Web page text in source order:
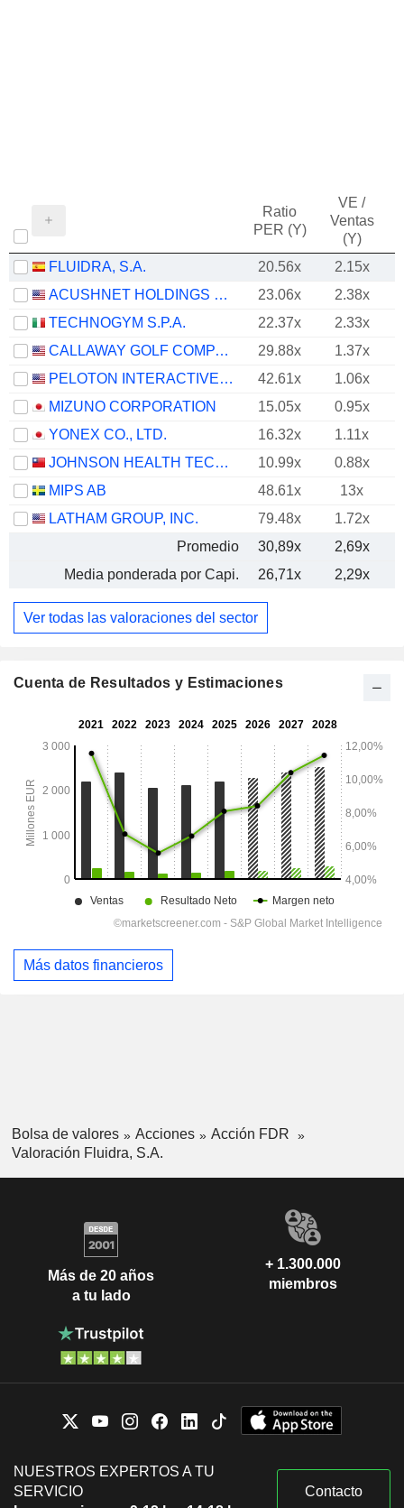
Ratio
PER (Y)
VE /
Ventas
(Y)
FLUIDRA, S.A. 20.56x
2.15x
ACUSHNET HOLDINGS CORP.
23.06x 2.38x
TECHNOGYM S.P.A.
22.37x 2.33x
CALLAWAY GOLF COMPANY
29.88x 1.37x
PELOTON INTERACTIVE, INC.
42.61x
1.06x
MIZUNO CORPORATION
15.05x
0.95x
YONEX CO., LTD.
16.32x
1.11x
JOHNSON HEALTH TECH .CO., LTD.
10.99x
0.88x
MIPS AB
48.61x 13x
LATHAM GROUP, INC.
79.48x
1.72x
Promedio
30,89x 2,69x
Media ponderada por Capi.
26,71x 2,29x
Ver todas las valoraciones del sector
Cuenta de Resultados y Estimaciones
Más datos financieros
Bolsa de valores Acciones
Acción FDR
Valoración Fluidra, S.A.
Más de 20 años
a tu lado
+ 1.300.000
miembros
NUESTROS EXPERTOS A TU
SERVICIO
Contacto